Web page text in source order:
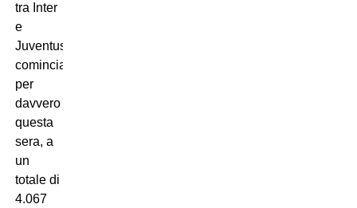
tra Inter
e
Juventus
comincia
per
davvero
questa
sera, a
un
totale di
4.067